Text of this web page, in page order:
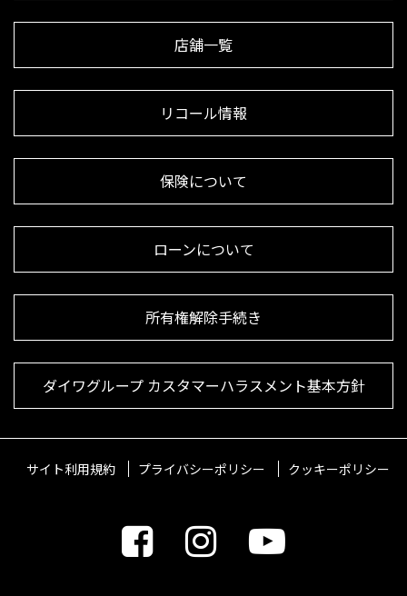
店舗一覧
リコール情報
保険について
ローンについて
所有権解除手続き
ダイワグループ カスタマーハラスメント基本方針
サイト利用規約 プライバシーポリシー クッキーポリシー